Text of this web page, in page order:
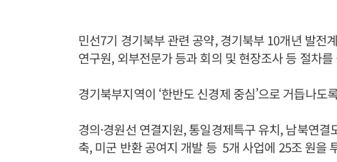
민선7기 경기북부 관련 공약, 경기북부 10개년 발전
연구원, 외부전문가 등과 회의 및 현장조사 등 절차
경기북부지역이 ‘한반도 신경제 중심’으로 거듭나
경의·경원선 연결지원, 통일경제특구 유치, 남북연
축, 미군 반환 공여지 개발 등 5개 사업에 25조 원을